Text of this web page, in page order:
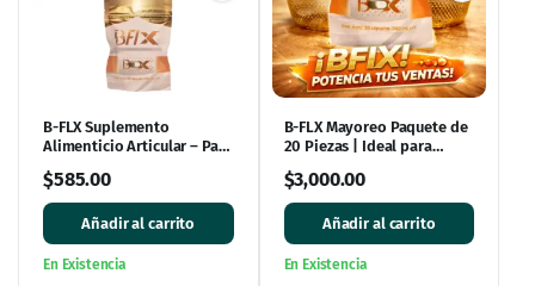
B-FLX Suplemento
Alimenticio Articular – Pack
$585.00
Añadir al carrito
En Existencia
B-FLX Mayoreo Paquete de
20 Piezas | Ideal para
$3,000.00
Añadir al carrito
En Existencia